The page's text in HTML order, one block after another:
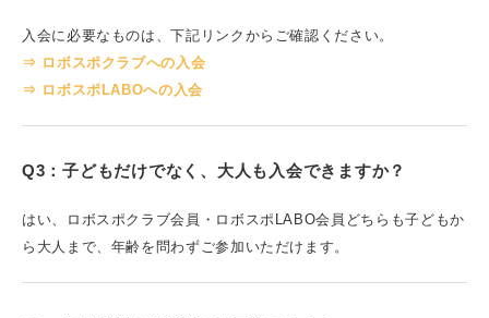
入会に必要なものは、下記リンクからご確認ください。
⇒ ロボスポクラブへの入会
⇒ ロボスポLABOへの入会
Q3：子どもだけでなく、大人も入会できますか？
はい、ロボスポクラブ会員・ロボスポLABO会員どちらも子どもか
ら大人まで、年齢を問わずご参加いただけます。